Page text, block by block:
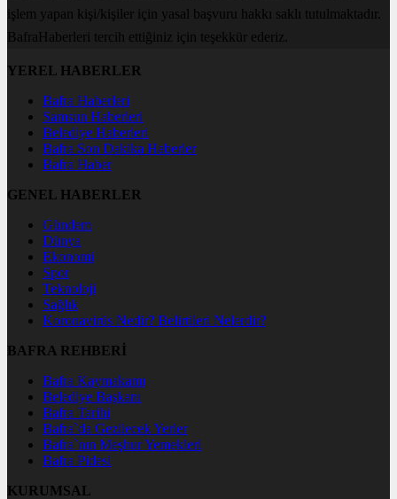
işlem yapan kişi/kişiler için yasal başvuru hakkı saklı tutulmaktadır.
BafraHaberleri tercih ettiğiniz için teşekkür ederiz.
YEREL HABERLER
Bafra Haberleri
Samsun Haberleri
Belediye Haberleri
Bafra Son Dakika Haberler
Bafra Haber
GENEL HABERLER
Gündem
Dünya
Ekonomi
Spor
Teknoloji
Sağlık
Koronavirüs Nedir? Belirtileri Nelerdir?
BAFRA REHBERİ
Bafra Kaymakamı
Belediye Başkanı
Bafra Tarihi
Bafra`da Gezilecek Yerler
Bafra`nın Meşhur Yemekleri
Bafra Pidesi
KURUMSAL